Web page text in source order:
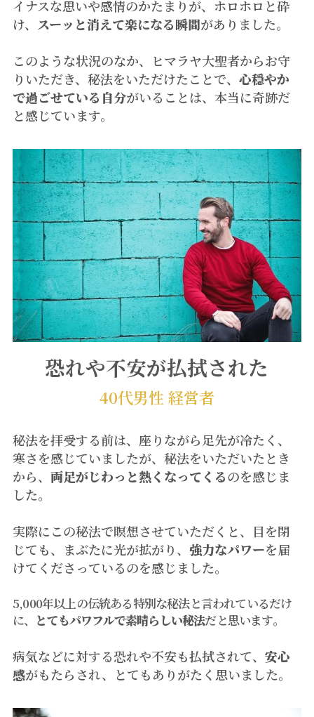
イナスな思いや感情のかたまりが、ホロホロと砕
け、 スーッと消えて楽になる瞬間がありました。
このような状況のなか、ヒマラヤ大聖者からお守
りいただき、秘法をいただけたことで、心穏やか
で過ごせている自分がいることは、本当に奇跡だ
と感じています。
恐れや不安が払拭された
40代男性 経営者
秘法を拝受する前は、座りながら足先が冷たく、
寒さを感じていましたが、秘法をいただいたとき
から、両足がじわっと熱くなってくるのを感じま
した。
実際にこの秘法で瞑想させていただくと、目を閉
じても、まぶたに光が拡がり、強力なパワーを届
けてくださっているのを感じました。
5,000年以上の伝統ある特別な秘法と言われているだけ
に、 とてもパワフルで素晴らしい秘法だと思います。
病気などに対する恐れや不安も払拭されて、安心
感がもたらされ、とてもありがたく思いました。